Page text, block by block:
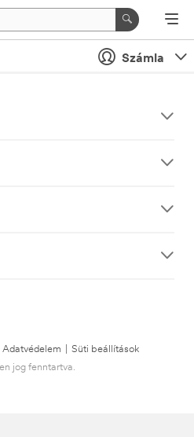
Számla
Adatvédelem
Süti beállítások
jog fenntartva.